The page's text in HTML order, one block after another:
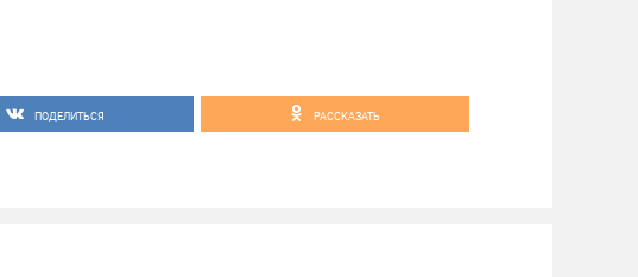
ПОДЕЛИТЬСЯ РАССКАЗАТЬ